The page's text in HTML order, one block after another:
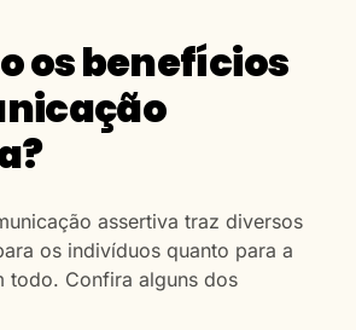
os benefícios
assertiva traz diversos
os indivíduos quanto para a
todo. Confira alguns dos